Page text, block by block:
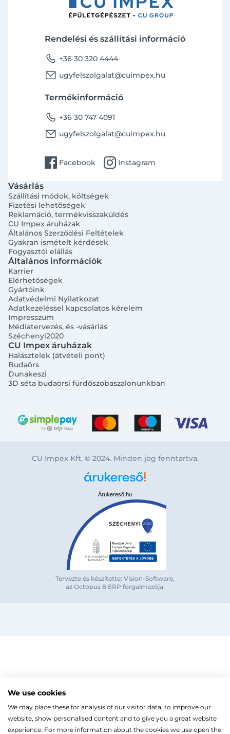
Bejelentkezés e-mail-címmel
Bejelentkezés közösségi fiókkal
Facebook
MOZGÁSKORLÁTOZOTT TERMÉKEK
ZUHANYKABINOK/AJTÓK
Íves zuhanykabin
Szögletes zuhanykabin
Fix zuhanyfal
Radiátorok
TÖRÖLKÖZŐSZÁRÍTÓ RADIÁTOR
Törölközőszárító radiátor egyenes
HŐSZIVATTYÚK
Split levegő-víz hőszivattyú
Gépészet, szerszám
KESZTYŰK, VÉDŐFELSZERELÉSEK
Kazán, vízmelegítő
Rendelési és szállítási információ
phone +36 30 320 4444
email ugyfelszolgalat@cuimpex.hu
Termékinformáció
phone +36 30 747 4091
email ugyfelszolgalat@cuimpex.hu
facebook Facebook instagram Instagram
Vásárlás
Szállítási módok, költségek
Fizetési lehetőségek
Reklamáció, termékvisszaküldés
CU Impex áruházak
Általános Szerződési Feltételek
Gyakran ismételt kérdések
Fogyasztói elállás
Általános információk
Karrier
Elérhetőségek
Gyártóink
Adatvédelmi Nyilatkozat
Adatkezeléssel kapcsolatos kérelem
Impresszum
Médiatervezés, és -vásárlás
Széchenyi2020
CU Impex áruházak
Halásztelek (átvételi pont)
Budaörs
Dunakeszi
3D séta budaörsi fürdőszobaszalonunkban
CU Impex Kft. © 2024. Minden jog fenntartva.
Árukereső.hu
Tervezte és készítette: Vision-Software,
az Octopus 8 ERP forgalmazója.
We use cookies
We may place these for analysis of our visitor data, to improve our
website, show personalised content and to give you a great website
experience. For more information about the cookies we use open the